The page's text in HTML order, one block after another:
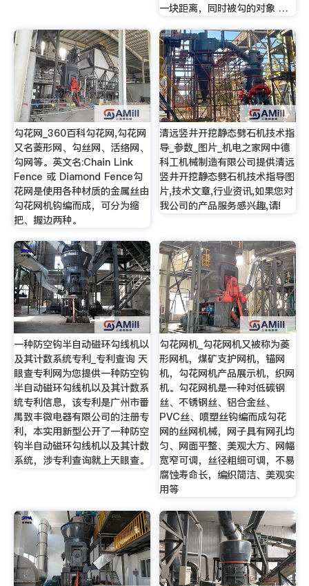
一块距离，同时被勾的对象 …
勾花网_360百科勾花网,勾花网
又名菱形网、勾丝网、活络网、
勾网等。英文名:Chain Link
Fence 或 Diamond Fence勾
花网是使用各种材质的金属丝由
勾花网机钩编而成，可分为缩
把、握边两种。
清远竖井开挖静态劈石机技术指
导_参数_图片_机电之家网中德
科工机械制造有限公司提供清远
竖井开挖静态劈石机技术指导图
片,技术文章,行业资讯,如果您对
我公司的产品服务感兴趣,请!
一种防空钩半自动磁环勾线机以
及其计数系统专利_专利查询 天
眼查专利网为您提供一种防空钩
半自动磁环勾线机以及其计数系
统专利信息，该专利是广州市番
禺致丰微电器有限公司的注册专
利，本实用新型公开了一种防空
钩半自动磁环勾线机以及其计数
系统，涉专利查询就上天眼查。
勾花网机_勾花网机又被称为菱
形网机，煤矿支护网机，锚网
机，勾花网机产品展示机，织网
机。勾花网机是一种对低碳钢
丝、不锈钢丝、铝合金丝、
PVC丝、喷塑丝钩编而成勾花
网的丝网机械，网子具有网孔均
匀、网面平整、美观大方、网幅
宽窄可调，丝径粗细可调，不易
腐蚀寿命长，编织简洁、美观实
用等